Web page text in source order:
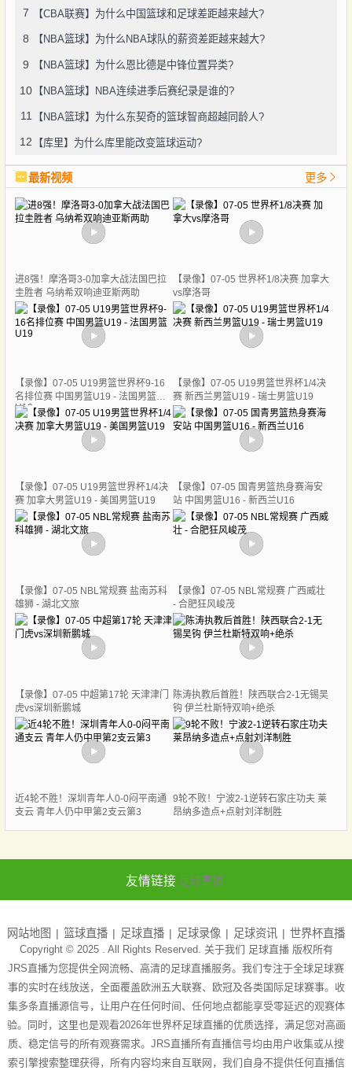
7 【CBA联赛】为什么中国篮球和足球差距越来越大?
8 【NBA篮球】为什么NBA球队的薪资差距越来越大?
9 【NBA篮球】为什么恩比德是中锋位置异类?
10 【NBA篮球】NBA连续进季后赛纪录是谁的?
11 【NBA篮球】为什么东契奇的篮球智商超越同龄人?
12 【库里】为什么库里能改变篮球运动?
最新视频 更多
进8强！摩洛哥3-0加拿大战法国巴拉
圭胜者 乌纳希双响迪亚斯两助
【录像】07-05 世界杯1/8决赛 加拿大
vs摩洛哥
【录像】07-05 U19男篮世界杯9-16
名排位赛 中国男篮U19 - 法国男篮
U19
【录像】07-05 U19男篮世界杯1/4决
赛 新西兰男篮U19 - 瑞士男篮U19
【录像】07-05 U19男篮世界杯1/4决
赛 加拿大男篮U19 - 美国男篮U19
【录像】07-05 国青男篮热身赛海安
站 中国男篮U16 - 新西兰U16
【录像】07-05 NBL常规赛 盐南苏科
雄狮 - 湖北文旅
【录像】07-05 NBL常规赛 广西威壮
- 合肥狂风峻茂
【录像】07-05 中超第17轮 天津津门
虎vs深圳新鹏城
陈涛执教后首胜！陕西联合2-1无锡吴
钩 伊兰杜斯特双响+绝杀
近4轮不胜！深圳青年人0-0闷平南通
支云 青年人仍中甲第2支云第3
9轮不败！宁波2-1逆转石家庄功夫 莱
昂纳多造点+点射刘洋制胜
友情链接 足球直播
网站地图 篮球直播 足球直播 足球录像 足球资讯 世界杯直播
Copyright © 2025 . All Rights Reserved. 关于我们 足球直播版权所有
JRS直播为您提供全网流畅、高清的足球直播服务。我们专注于全球足球赛
事的实时在线放送，全面覆盖欧洲五大联赛、欧冠及各类国际足球赛事。收
集多条直播源信号，让用户在任何时间、任何地点都能享受零延迟的观赛体
验。同时，这里也是观看2026年世界杯足球直播的优质选择，满足您对高画
质、稳定信号的所有观赛需求。JRS直播所有直播信号均由用户收集或从搜
索引擎搜索整理获得，所有内容均来自互联网，我们自身不提供任何直播信